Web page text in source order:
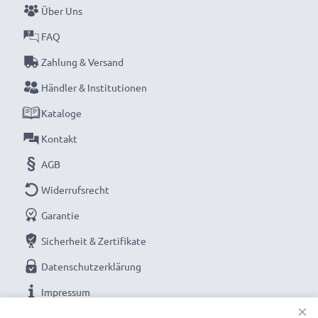
Über Uns
FAQ
Zahlung & Versand
Händler & Institutionen
Kataloge
Kontakt
AGB
Widerrufsrecht
Garantie
Sicherheit & Zertifikate
Datenschutzerklärung
Impressum
×